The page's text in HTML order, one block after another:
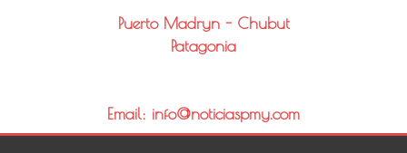
Puerto Madryn - Chubut
Patagonia
Email: info@noticiaspmy.com